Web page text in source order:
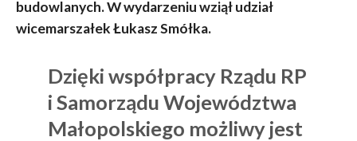
budowlanych. W wydarzeniu wziął udział
wicemarszałek Łukasz Smółka.
Dzięki współpracy Rządu RP
i Samorządu Województwa
Małopolskiego możliwy jest